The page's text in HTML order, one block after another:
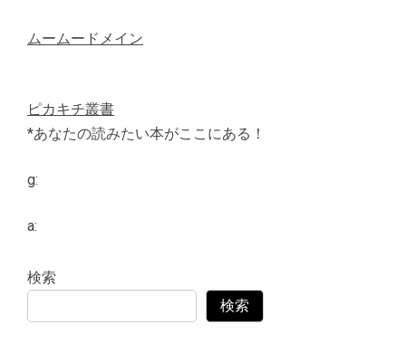
ムームードメイン
ピカキチ叢書
*あなたの読みたい本がここにある！
g:
a:
検索
検索